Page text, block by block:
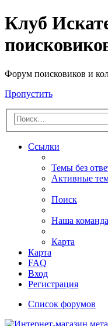
Клуб
Форум поисковиков и
Пропустить
Ссылки
Темы без
Активные
Поиск
Наша команда
Карта
Карта
FAQ
Вход
Регистрация
Список форумов